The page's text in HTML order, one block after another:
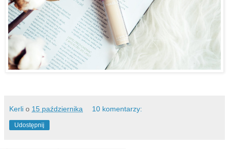
Kerli o 15 października 10 komentarzy:
Udostępnij